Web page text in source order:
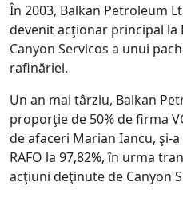
În 2003, Balkan Petroleum
devenit acţionar principal la
Canyon Servicos a unui
rafinăriei.
Un an mai târziu, Balkan
proporţie de 50% de firma
de afaceri Marian Iancu, şi-
RAFO la 97,82%, în urma
acţiuni deţinute de Canyon